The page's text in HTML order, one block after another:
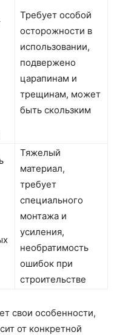
Требует особой
осторожности в
использовании,
подвержено
царапинам и
трещинам, может
быть скользким
Тяжелый
материал,
требует
специального
монтажа и
усиления,
необратимость
ошибок при
строительстве
свои особенности,
от конкретной